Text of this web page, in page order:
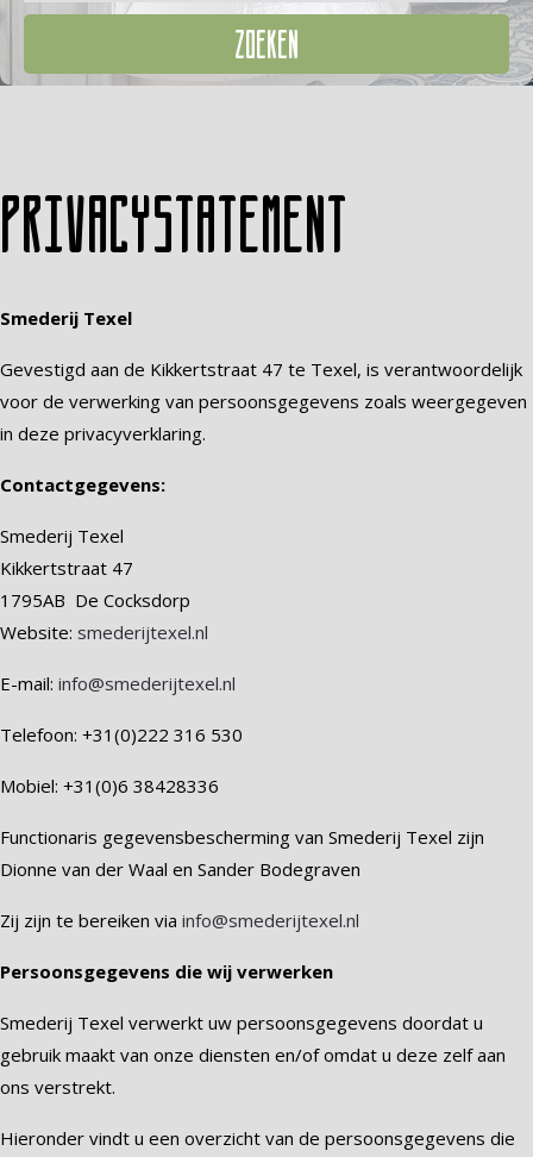
ZOEKEN
Privacystatement
Smederij Texel
Gevestigd aan de Kikkertstraat 47 te Texel, is verantwoordelijk
voor de verwerking van persoonsgegevens zoals weergegeven
in deze privacyverklaring.
Contactgegevens:
Smederij Texel
Kikkertstraat 47
1795AB De Cocksdorp
Website: smederijtexel.nl
E-mail: info@smederijtexel.nl
Telefoon: +31(0)222 316 530
Mobiel: +31(0)6 38428336
Functionaris gegevensbescherming van Smederij Texel zijn
Dionne van der Waal en Sander Bodegraven
Zij zijn te bereiken via info@smederijtexel.nl
Persoonsgegevens die wij verwerken
Smederij Texel verwerkt uw persoonsgegevens doordat u
gebruik maakt van onze diensten en/of omdat u deze zelf aan
ons verstrekt.
Hieronder vindt u een overzicht van de persoonsgegevens die